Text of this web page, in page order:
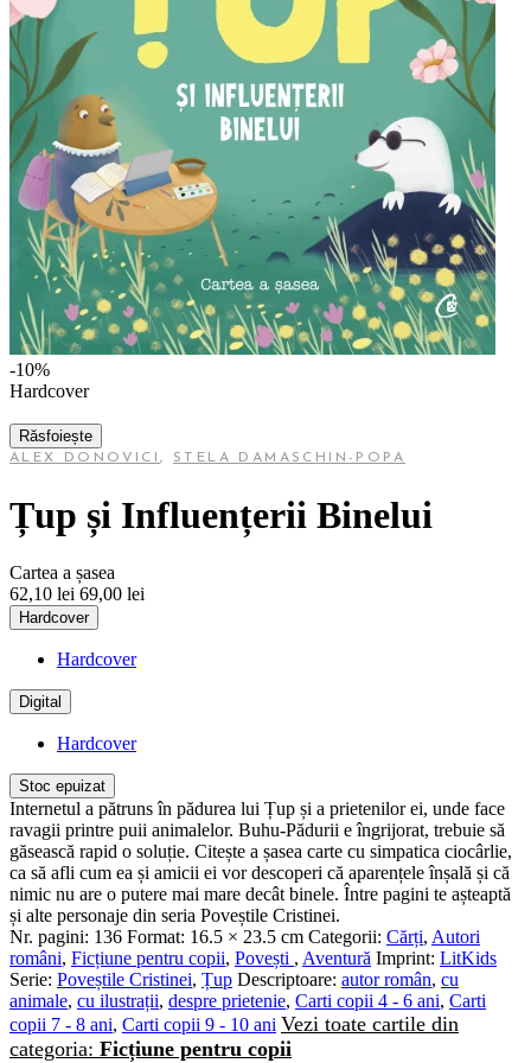
-10%
Hardcover
Răsfoiește
ALEX DONOVICI, STELA DAMASCHIN-POPA
Țup și Influențerii Binelui
Cartea a șasea
62,10 lei 69,00 lei
Hardcover
Hardcover
Digital
Hardcover
Stoc epuizat
Internetul a pătruns în pădurea lui Țup și a prietenilor ei, unde face
ravagii printre puii animalelor. Buhu-Pădurii e îngrijorat, trebuie să
găsească rapid o soluție. Citește a șasea carte cu simpatica ciocârlie,
ca să afli cum ea și amicii ei vor descoperi că aparențele înșală și că
nimic nu are o putere mai mare decât binele. Între pagini te așteaptă
și alte personaje din seria Poveștile Cristinei.
Nr. pagini: 136 Format: 16.5 × 23.5 cm Categorii: Cărți, Autori
români, Ficțiune pentru copii, Povești , Aventură Imprint: LitKids
Serie: Poveștile Cristinei, Țup Descriptoare: autor român, cu
animale, cu ilustrații, despre prietenie, Carti copii 4 - 6 ani, Carti
copii 7 - 8 ani, Carti copii 9 - 10 ani Vezi toate cartile din
categoria: Ficțiune pentru copii